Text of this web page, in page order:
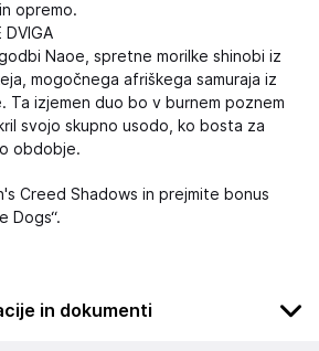
opremo.
DVIGA
Naoe, spretne morilke shinobi iz
mogočnega afriškega samuraja iz
Ta izjemen duo bo v burnem poznem
svojo skupno usodo, ko bosta za
obdobje.
Creed Shadows in prejmite bonus
Dogs“.
in dokumenti